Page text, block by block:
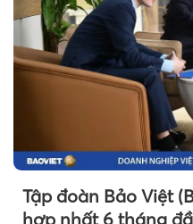
Tập đoàn Bảo Việt
hợp nhất 6 tháng